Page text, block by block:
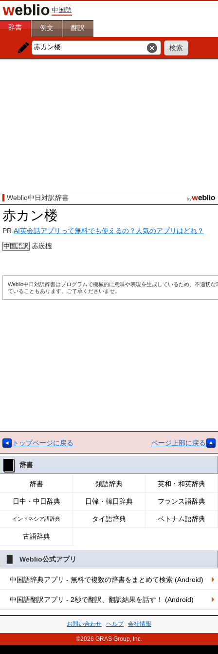
中国語
辞書 例文 翻訳
Weblio中日対訳辞書
赤カン楼
PR:AI英会話アプリって無料でも使えるの？人気のアプリはどれ？
中国語訳 赤崁樓
Weblio中日対訳辞書はプログラムで機械的に意味や表現を生成しているため、不適切な
ていることもあります。ご了承くださいませ。
トップページに戻る ページ上部に戻る
辞書
辞書 類語辞典 英和・和英辞典
日中・中日辞典 日韓・韓日辞典 フランス語辞典
インドネシア語辞典 タイ語辞典 ベトナム語辞典
古語辞典
Weblio公式アプリ
中国語辞典アプリ - 無料で複数の辞書をまとめて検索 (Android)
中国語翻訳アプリ - 2秒で翻訳、翻訳結果を話す！ (Android)
お問い合わせ ヘルプ 会社情報
©2026 GRAS Group, Inc.